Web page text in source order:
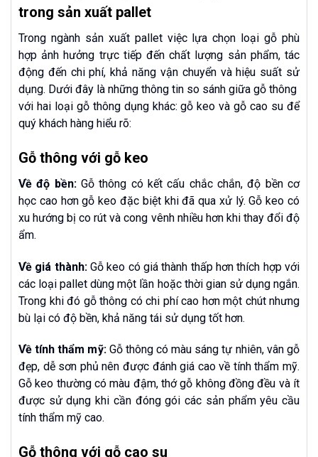
trong sản xuất pallet
Trong ngành sản xuất pallet việc lựa chọn loại gỗ phù
hợp ảnh hưởng trực tiếp đến chất lượng sản phẩm, tác
động đến chi phí, khả năng vận chuyển và hiệu suất sử
dụng. Dưới đây là những thông tin so sánh giữa gỗ thông
với hai loại gỗ thông dụng khác: gỗ keo và gỗ cao su để
quý khách hàng hiểu rõ:
Gỗ thông với gỗ keo
Về độ bền:Gỗ thông có kết cấu chắc chắn, độ bền cơ
học cao hơn gỗ keo đặc biệt khi đã qua xử lý. Gỗ keo có
xu hướng bị co rút và cong vênh nhiều hơn khi thay đổi độ
ẩm.
Về giá thành:Gỗ keo có giá thành thấp hơn thích hợp với
các loại pallet dùng một lần hoặc thời gian sử dụng ngắn.
Trong khi đó gỗ thông có chi phí cao hơn một chút nhưng
bù lại có độ bền, khả năng tái sử dụng tốt hơn.
Về tính thẩm mỹ:Gỗ thông có màu sáng tự nhiên, vân gỗ
đẹp, dễ sơn phủ nên được đánh giá cao về tính thẩm mỹ.
Gỗ keo thường có màu đậm, thớ gỗ không đồng đều và ít
được sử dụng khi cần đóng gói các sản phẩm yêu cầu
tính thẩm mỹ cao.
Gỗ thông với gỗ cao su